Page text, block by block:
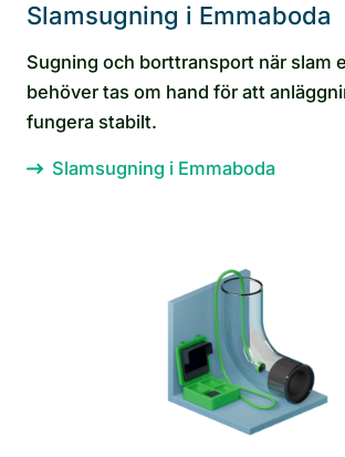
Slamsugning i Emmaboda
Sugning och borttransport när slam
behöver tas om hand för att
fungera stabilt.
Slamsugning i Emmaboda